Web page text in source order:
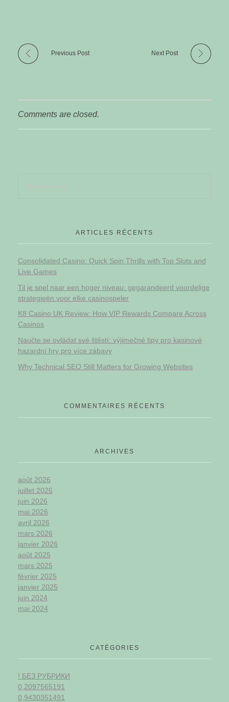
Previous Post Next Post
Comments are closed.
ARTICLES RÉCENTS
Consolidated Casino: Quick Spin Thrills with Top Slots and
Live Games
Til je spel naar een hoger niveau: gegarandeerd voordelige
strategieën voor elke casinospeler
K8 Casino UK Review: How VIP Rewards Compare Across
Casinos
Naučte se ovládat své štěstí: výjimečné tipy pro kasinové
hazardní hry pro více zábavy
Why Technical SEO Still Matters for Growing Websites
COMMENTAIRES RÉCENTS
ARCHIVES
août 2026
juillet 2026
juin 2026
mai 2026
avril 2026
mars 2026
janvier 2026
août 2025
mars 2025
février 2025
janvier 2025
juin 2024
mai 2024
CATÉGORIES
! БЕЗ РУБРИКИ
0,2097565191
0,9430351491